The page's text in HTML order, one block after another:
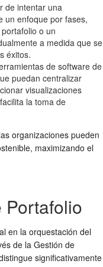
de intentar una
un enfoque por fases,
o un
a medida que se
éxitos.
de software de
puedan centralizar
visualizaciones
la toma de
organizaciones pueden
maximizando el
Portafolio
en la orquestación del
de la Gestión de
significativamente